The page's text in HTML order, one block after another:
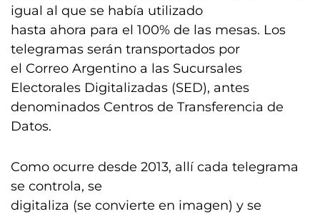
igual al que se había utilizado
hasta ahora para el 100% de las mesas. Los
telegramas serán transportados por
el Correo Argentino a las Sucursales
Electorales Digitalizadas (SED), antes
denominados Centros de Transferencia de
Datos.
Como ocurre desde 2013, allí cada telegrama
se controla, se
digitaliza (se convierte en imagen) y se